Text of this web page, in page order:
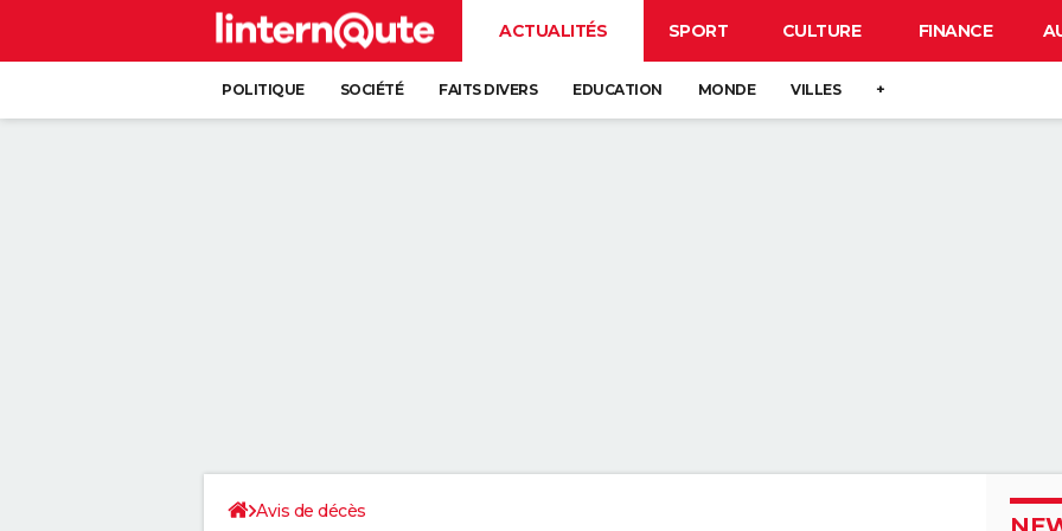
ACTUALITÉS SPORT CULTURE FINANCE
POLITIQUE SOCIÉTÉ FAITS DIVERS EDUCATION MONDE VILLES +
Avis de décès